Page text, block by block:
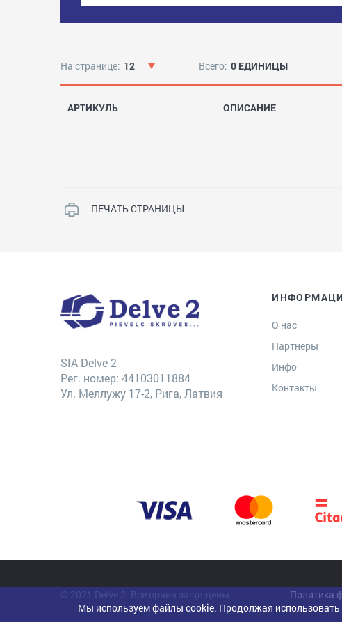
На странице: 12 Всего: 0 ЕДИНИЦЫ
АРТИКУЛЬ ОПИСАНИЕ
ПЕЧАТЬ СТРАНИЦЫ
SIA Delve 2
Рег. номер: 44103011884
Ул. Меллужу 17-2, Рига, Латвия
О нас
Партнеры
Инфо
Контакты
© 2021 Delve 2. Все права защищены. Политика
Мы используем файлы cookie. Продолжая